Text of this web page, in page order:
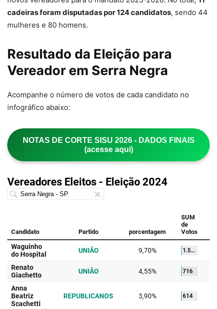
cadeiras foram disputadas por 124 candidatos, sendo 44
mulheres e 80 homens.
Resultado da Eleição para
Vereador em Serra Negra
Acompanhe o número de votos de cada candidato no
infográfico abaixo:
NOTAS DE CORTE SISU 2026 - DADOS FINAIS
(acesse aqui)